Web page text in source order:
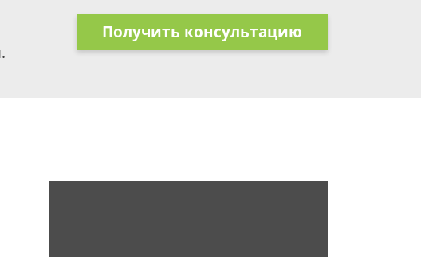
Получить консультацию